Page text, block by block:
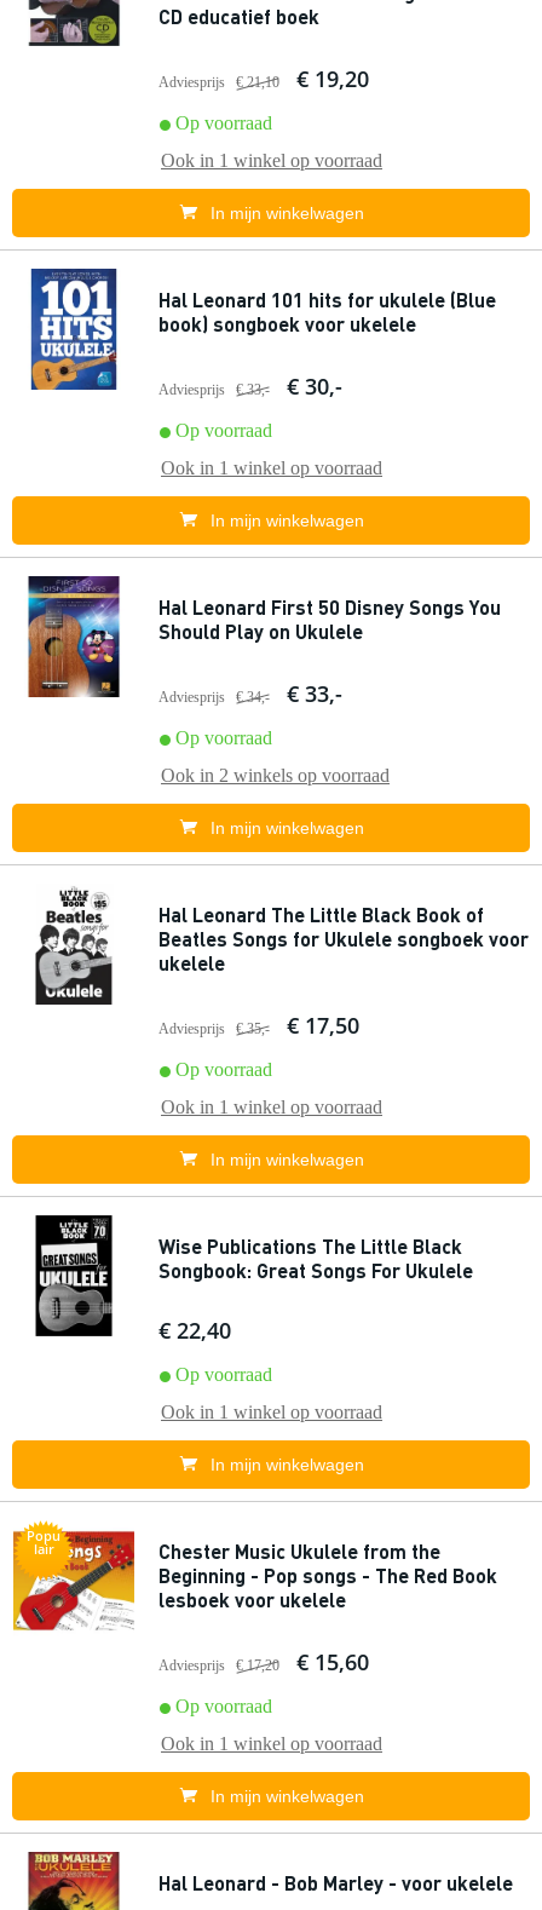
CD educatief boek
Adviesprijs € 21,10 € 19,20
Op voorraad
Ook in 1 winkel op voorraad
In mijn winkelwagen
Hal Leonard 101 hits for ukulele (Blue
book) songboek voor ukelele
Adviesprijs € 33,- € 30,-
Op voorraad
Ook in 1 winkel op voorraad
In mijn winkelwagen
Hal Leonard First 50 Disney Songs You
Should Play on Ukulele
Adviesprijs € 34,- € 33,-
Op voorraad
Ook in 2 winkels op voorraad
In mijn winkelwagen
Hal Leonard The Little Black Book of
Beatles Songs for Ukulele songboek voor
ukelele
Adviesprijs € 35,- € 17,50
Op voorraad
Ook in 1 winkel op voorraad
In mijn winkelwagen
Wise Publications The Little Black
Songbook: Great Songs For Ukulele
€ 22,40
Op voorraad
Ook in 1 winkel op voorraad
In mijn winkelwagen
Popu
lair
Chester Music Ukulele from the
Beginning - Pop songs - The Red Book
lesboek voor ukelele
Adviesprijs € 17,20 € 15,60
Op voorraad
Ook in 1 winkel op voorraad
In mijn winkelwagen
Hal Leonard - Bob Marley - voor ukelele